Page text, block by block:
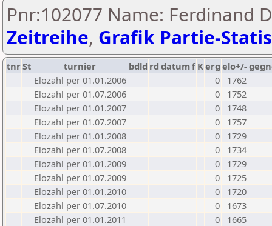
Pnr:102077 Name: Ferdinand
Zeitreihe, Grafik Partie-
tnrSt turnier bdld rd datumf Kerg elo+/-
Elozahl per 01.01.2006
0
1762
Elozahl per 01.07.2006
0
1752
Elozahl per 01.01.2007
0
1748
Elozahl per 01.07.2007
0
1757
Elozahl per 01.01.2008
0
1729
Elozahl per 01.07.2008
0
1734
Elozahl per 01.01.2009
0
1729
Elozahl per 01.07.2009
0
1725
Elozahl per 01.01.2010
0
1720
Elozahl per 01.07.2010
0
1673
Elozahl per 01.01.2011
0
1665